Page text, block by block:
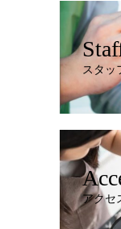
スタッ
アクセ